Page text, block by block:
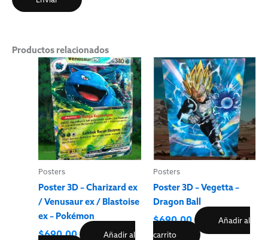
Productos relacionados
Posters
Poster 3D – Charizard ex
/ Venusaur ex / Blastoise
ex – Pokémon
$690.00
Añadir al
Posters
Poster 3D – Vegetta –
Dragon Ball
$690.00
Añadir al
carrito